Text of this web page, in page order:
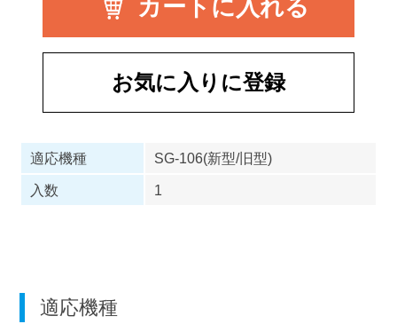
お気に入りに登録
適応機種
SG-106(新型/旧型)
入数
1
適応機種